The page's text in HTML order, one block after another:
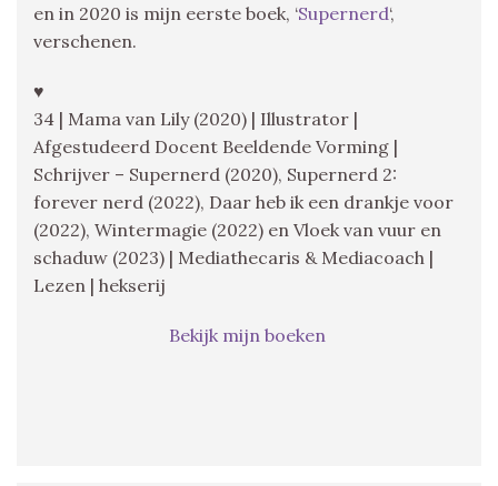
en in 2020 is mijn eerste boek, ‘Supernerd‘,
verschenen.
♥
34 | Mama van Lily (2020) | Illustrator |
Afgestudeerd Docent Beeldende Vorming |
Schrijver – Supernerd (2020), Supernerd 2:
forever nerd (2022), Daar heb ik een drankje voor
(2022), Wintermagie (2022) en Vloek van vuur en
schaduw (2023) | Mediathecaris & Mediacoach |
Lezen | hekserij
Bekijk mijn boeken